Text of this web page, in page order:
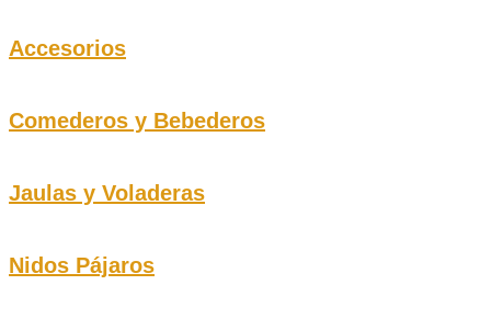
Accesorios
Comederos y Bebederos
Jaulas y Voladeras
Nidos Pájaros